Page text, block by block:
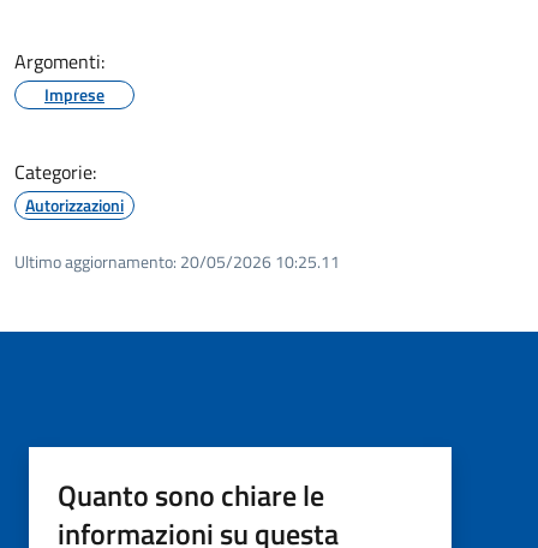
Argomenti:
Imprese
Categorie:
Autorizzazioni
Ultimo aggiornamento: 20/05/2026 10:25.11
Quanto sono chiare le
informazioni su questa